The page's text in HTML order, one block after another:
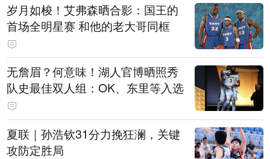
岁月如梭！艾弗森晒合影：国王的
首场全明星赛 和他的老大哥同框
无詹眉？何意味！湖人官博晒照秀
队史最佳双人组：OK、东里等入选
夏联｜孙浩钦31分力挽狂澜，关键
攻防定胜局